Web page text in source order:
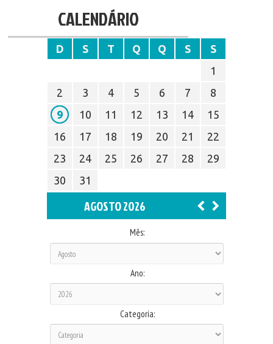
CALENDÁRIO
D S T Q Q S
S
1
2
3 4 5 6 7
8
9
10 11 12 13 14
15
16
17 18 19 20 21
22
23
24 25 26 27 28
29
30
31
AGOSTO 2026
Mês:
Ano:
Categoria: